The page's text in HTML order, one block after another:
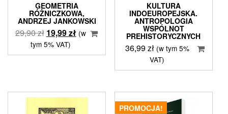
GEOMETRIA
RÓŻNICZKOWA,
ANDRZEJ JANKOWSKI
29,90zł Pierwotna
cena
wynosiła:
19,99złAktualna
wynosi:
(w
tym 5% VAT)
KULTURA
INDOEUROPEJSKA.
ANTROPOLOGIA
WSPÓLNOT
PREHISTORYCZNYCH
36,99zł (w tym 5%
VAT)
PROMOCJA!